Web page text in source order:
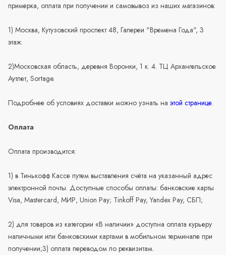
примерка, оплата при получении и самовывоз из наших магазинов:
1) Москва, Кутузовский проспект 48, Галереи "Времена Года", 3
этаж.
2)Московская область, деревня Воронки, 1 к. 4. ТЦ Архангельское
Аутлет, Sortage.
Подробнее об условиях доставки можно узнать на этой странице.
Оплата
Оплата производится:
1) в Тинькофф Кассе путем выставления счёта на указанный адрес
электронной почты. Доступные способы оплаты: банковские карты
Visa, Mastercard, МИР, Union Pay; Tinkoff Pay, Yandex Pay, СБП;
2) для товаров из категории «В наличии» доступна оплата курьеру
наличными или банковскими картами в мобильном терминале при
получении;3) оплата переводом по реквизитам.